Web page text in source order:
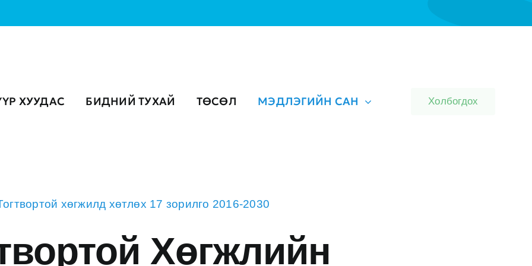
ХУУДАС БИДНИЙ ТУХАЙ ТӨСӨЛ МЭДЛЭГИЙН САН Холбогдох
хөгжилд хөтлөх 17 зорилго 2016-2030
Хөгжлийн